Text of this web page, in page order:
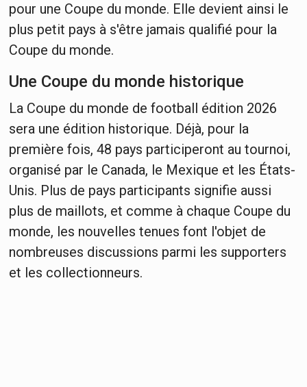
pour une Coupe du monde. Elle devient ainsi le
plus petit pays à s'être jamais qualifié pour la
Coupe du monde.
Une Coupe du monde historique
La Coupe du monde de football édition 2026
sera une édition historique. Déjà, pour la
première fois, 48 pays participeront au tournoi,
organisé par le Canada, le Mexique et les États-
Unis. Plus de pays participants signifie aussi
plus de maillots, et comme à chaque Coupe du
monde, les nouvelles tenues font l'objet de
nombreuses discussions parmi les supporters
et les collectionneurs.